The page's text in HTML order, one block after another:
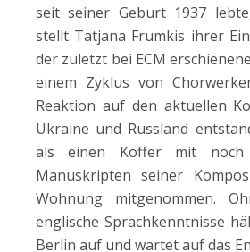
seit seiner Geburt 1937
stellt Tatjana Frumkis ihrer
der zuletzt bei ECM
einem Zyklus von
Reaktion auf den aktuellen
Ukraine und Russland
als einen Koffer mit noch
Manuskripten seiner
Wohnung mitgenommen.
englische Sprachkenntnisse
Berlin auf und wartet auf das